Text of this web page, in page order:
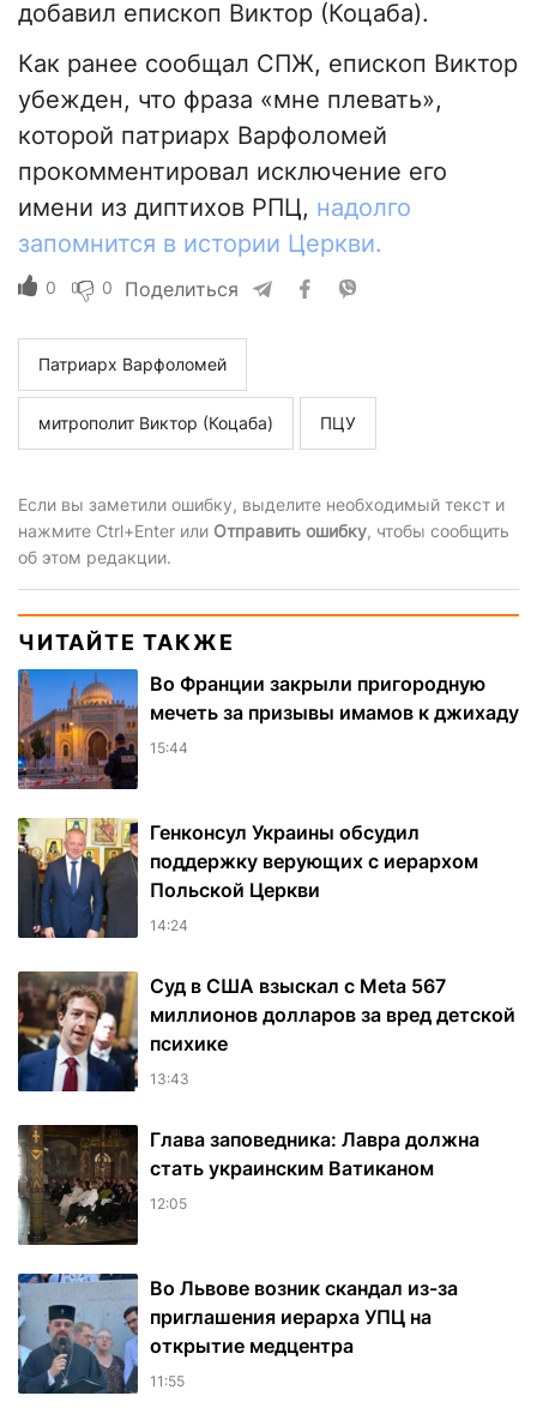
добавил епископ Виктор (Коцаба).
Как ранее сообщал СПЖ, епископ Виктор
убежден, что фраза «мне плевать»,
которой патриарх Варфоломей
прокомментировал исключение его
имени из диптихов РПЦ, надолго
запомнится в истории Церкви.
0 0 Поделиться
Патриарх Варфоломей
митрополит Виктор (Коцаба) ПЦУ
Если вы заметили ошибку, выделите необходимый текст и
нажмите Ctrl+Enter или Отправить ошибку, чтобы сообщить
об этом редакции.
ЧИТАЙТЕ ТАКЖЕ
Во Франции закрыли пригородную
мечеть за призывы имамов к джихаду
15:44
Генконсул Украины обсудил
поддержку верующих с иерархом
Польской Церкви
14:24
Суд в США взыскал с Meta 567
миллионов долларов за вред детской
психике
13:43
Глава заповедника: Лавра должна
стать украинским Ватиканом
12:05
Во Львове возник скандал из-за
приглашения иерарха УПЦ на
открытие медцентра
11:55